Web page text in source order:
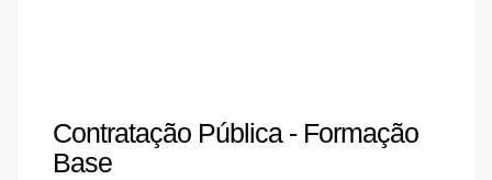
Contratação Pública - Formação
Base